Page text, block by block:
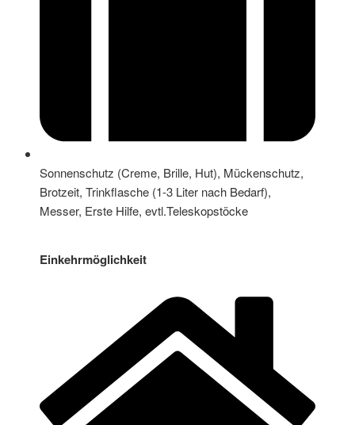
Sonnenschutz (Creme, Brille, Hut), Mückenschutz,
Brotzeit, Trinkflasche (1-3 Liter nach Bedarf),
Messer, Erste Hilfe, evtl.Teleskopstöcke
Einkehrmöglichkeit